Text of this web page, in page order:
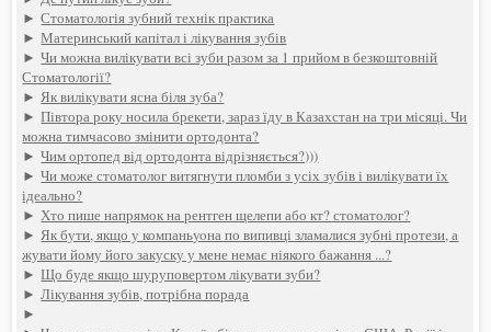
►Стоматологія зубний технік практика
►Материнський капітал і лікування зубів
►Чи можна вилікувати всі зуби разом за 1 прийом в безкоштовній
Стоматології?
►Як вилікувати ясна біля зуба?
►Півтора року носила брекети, зараз їду в Казахстан на три місяці. Чи
можна тимчасово змінити ортодонта?
►Чим ортопед від ортодонта відрізняється?)))
►Чи може стоматолог витягнути пломби з усіх зубів і вилікувати їх
ідеально?
►Хто пише напрямок на рентген щелепи або кт? стоматолог?
►Як бути, якщо у компаньyoна по випивці зламалися зубні протези, а
жувати йому його закуску у мене немає ніякого бажання ...?
►Що буде якщо шуруповертом лікувати зуби?
►Лікування зубів, потрібна порада
►